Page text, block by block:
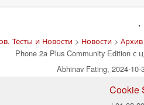
'
Тесты и Новости > Новости >
Phone 2a Plus Community Edition с
Abhinav Fating, 2024-
Cookie